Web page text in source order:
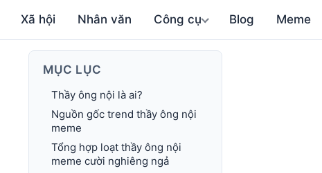
Xã hội Nhân văn Công cụ Blog Meme
MỤC LỤC
Thầy ông nội là ai?
Nguồn gốc trend thầy ông nội
meme
Tổng hợp loạt thầy ông nội
meme cười nghiêng ngả